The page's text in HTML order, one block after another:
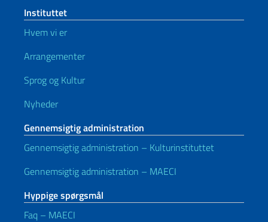
Instituttet
Hvem vi er
Arrangementer
Sprog og Kultur
Nyheder
Gennemsigtig administration
Gennemsigtig administration – Kulturinstituttet
Gennemsigtig administration – MAECI
Hyppige spørgsmål
Faq – MAECI